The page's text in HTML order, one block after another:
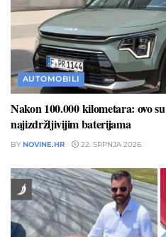
AUTOMOBILI
Nakon 100.000 kilometara: ovo
najizdržljivijim baterijama
BY NOVINE.HR 22. SRPNJA 2026.